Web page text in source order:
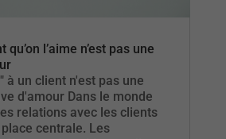
qu’on l’aime n’est pas une
à un client n'est pas une
d'amour Dans le monde
relations avec les clients
centrale. Les